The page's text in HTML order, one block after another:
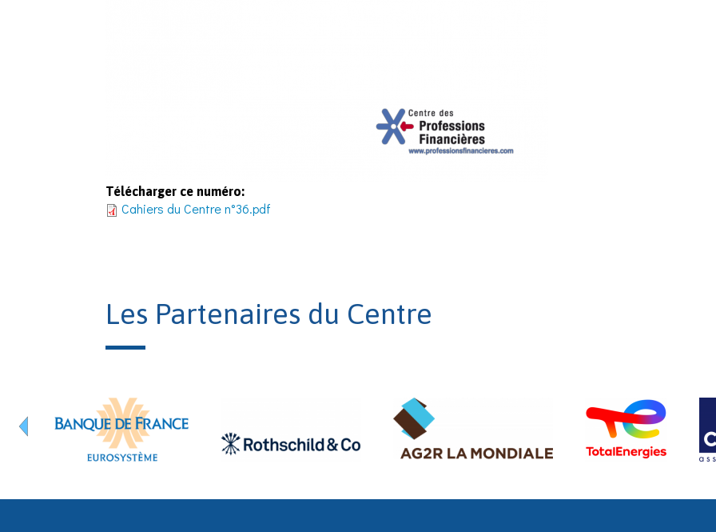
Télécharger ce numéro:
Cahiers du Centre n°36.pdf
Les Partenaires du Centre